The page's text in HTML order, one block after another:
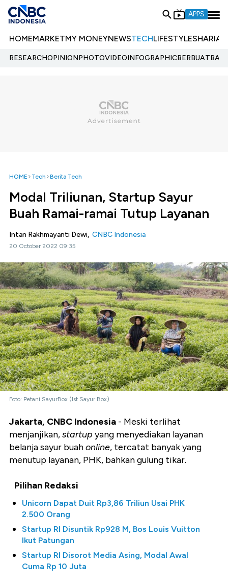
APPS
HOMEMARKETMY MONEYNEWSTECHLIFESTYLESHARIA
RESEARCHOPINIONPHOTOVIDEOINFOGRAPHIC
HOME Tech Berita Tech
Modal Triliunan, Startup Sayur
Buah Ramai-ramai Tutup Layanan
Intan Rakhmayanti Dewi, CNBC Indonesia
20 October 2022 09:35
Foto: Petani SayurBox (Ist Sayur Box)
Jakarta, CNBC Indonesia - Meski terlihat
menjanjikan,startup yang menyediakan layanan
belanja sayur buahonline, tercatat banyak yang
menutup layanan, PHK, bahkan gulung tikar.
Pilihan Redaksi
Unicorn Dapat Duit Rp3,86 Triliun Usai PHK
2.500 Orang
Startup RI Disuntik Rp928 M, Bos Louis Vuitton
Ikut Patungan
Startup RI Disorot Media Asing, Modal Awal
Cuma Rp 10 Juta